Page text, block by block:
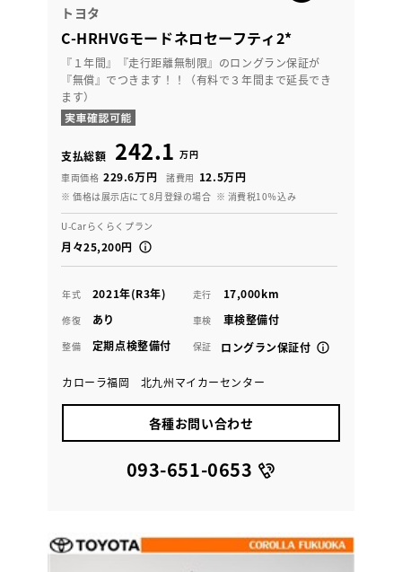
トヨタ
C-HRHVGモードネロセーフティ2*
『１年間』『走行距離無制限』のロングラン保証が
『無償』でつきます！！（有料で３年間まで延長でき
ます）
支払総額 242.1 万円
車両価格 229.6万円 諸費用 12.5万円
※ 価格は展示店にて8月登録の場合 ※ 消費税10％込み
U-Carらくらくプラン
月々25,200円
年式 2021年(R3年) 走行 17,000km
修復 あり 車検 車検整備付
整備 定期点検整備付 保証 ロングラン保証付
カローラ福岡 北九州マイカーセンター
各種お問い合わせ
093-651-0653